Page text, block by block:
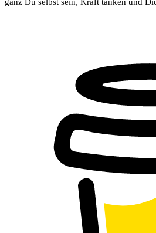
ganz Du selbst sein, Kraft tanken und